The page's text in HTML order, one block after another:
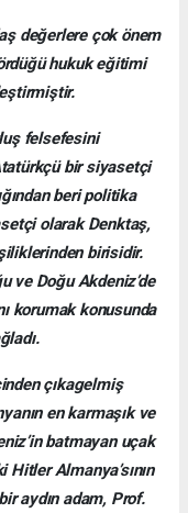
değerlere çok önem
hukuk eğitimi
felsefesini
bir siyasetçi
beri politika
olarak Denktaş,
birisidir.
ve Doğu Akdeniz’de
korumak konusunda
çıkagelmiş
en karmaşık ve
batmayan uçak
Almanya’sının
aydın adam, Prof.